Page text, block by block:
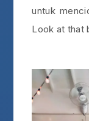
untuk
Look at that